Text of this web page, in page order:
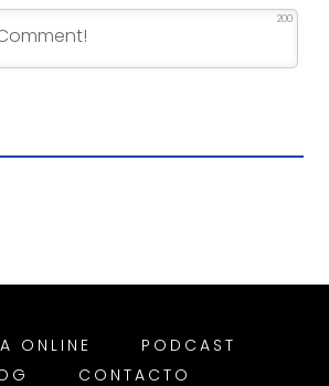
200
ONLINE
PODCAST
CONTACTO